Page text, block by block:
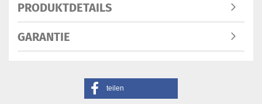
PRODUKTDETAILS
GARANTIE
teilen